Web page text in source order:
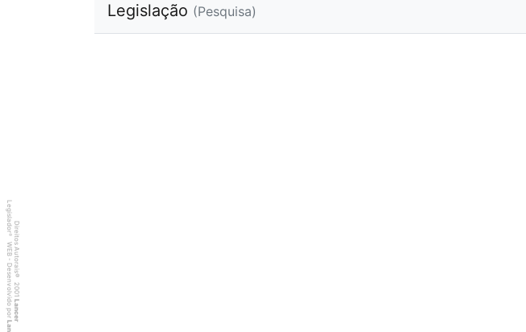
Legislação (Pesquisa)
Direitos Autorais
©
2001
Lancer
Legislador
®
WEB - Desenvolvido por